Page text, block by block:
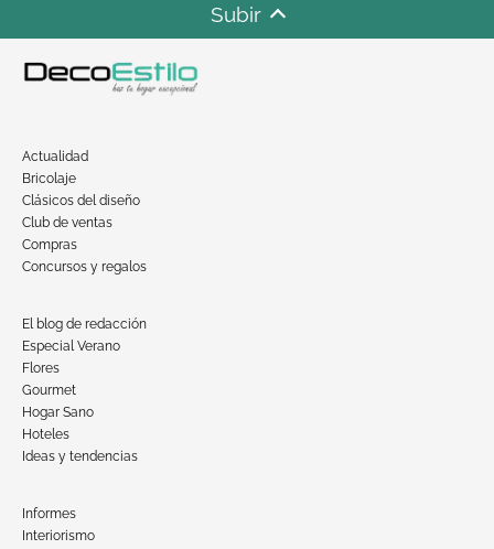
Subir
Actualidad
Bricolaje
Clásicos del diseño
Club de ventas
Compras
Concursos y regalos
El blog de redacción
Especial Verano
Flores
Gourmet
Hogar Sano
Hoteles
Ideas y tendencias
Informes
Interiorismo